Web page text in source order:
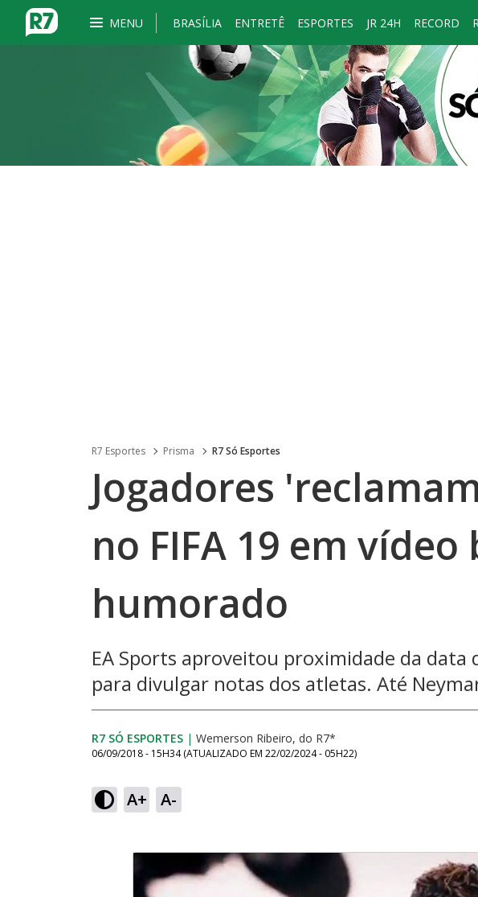
MENU BRASÍLIA ENTRETÊ ESPORTES JR 24H RECORD
R7 Esportes Prisma R7 Só Esportes
Jogadores
no FIFA 19 em vídeo
humorado
EA Sports aproveitou proximidade da data
para divulgar notas dos atletas. Até
R7 SÓ ESPORTES | Wemerson Ribeiro, do R7*
06/09/2018 - 15H34 (ATUALIZADO EM 22/02/2024 - 05H22)
A+ A-